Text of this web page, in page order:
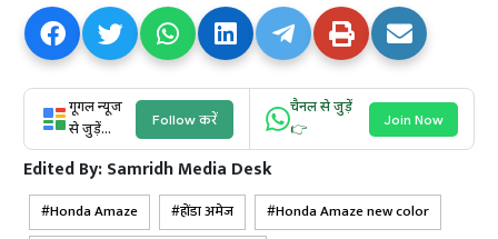
गूगल न्यूज
से जुड़ें...
Follow करें
चैनल से जुड़ें
👉
Join Now
Edited By:Samridh Media Desk
Honda Amaze होंडा अमेज
Honda Amaze new color